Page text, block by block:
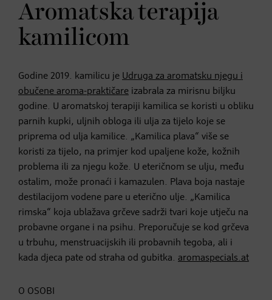
Aromatska terapija
kamilicom
Godine 2019. kamilicu je Udruga za aromatsku njegu i
obučene aroma-praktičare izabrala za mirisnu biljku
godine. U aromatskoj terapiji kamilica se koristi u obliku
parnih kupki, uljnih obloga ili ulja za tijelo koje se
priprema od ulja kamilice. „Kamilica plava“ više se
koristi za tijelo, na primjer kod upaljene kože, kožnih
problema ili za njegu kože. U eteričnom se ulju, među
ostalim, može pronaći i kamazulen. Plava boja nastaje
destilacijom vodene pare u eterično ulje. „Kamilica
rimska“ koja ublažava grčeve sadrži tvari koje utječu na
probavne organe i na psihu. Preporučuje se kod grčeva
u trbuhu, menstruacijskih ili probavnih tegoba, ali i
kada djeca pate od straha od gubitka. aromaspecials.at
O OSOBI